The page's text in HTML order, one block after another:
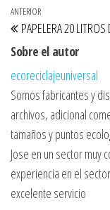
Navegación
Entrada anterior
ANTERIOR
PAPELERA 20 LITROS
Sobre el autor
ecoreciclajeuniversal
Somos fabricantes y
archivos, adicional
tamaños y puntos
Jose en un sector muy
experiencia en el
excelente servicio